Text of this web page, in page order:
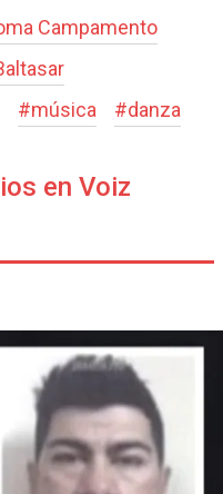
Campamento
#música #danza
en Voiz